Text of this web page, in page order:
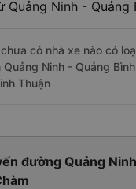
Quảng Ninh - Quảng
có nhà xe nào có
Ninh - Quảng
Thuận
đường Quảng